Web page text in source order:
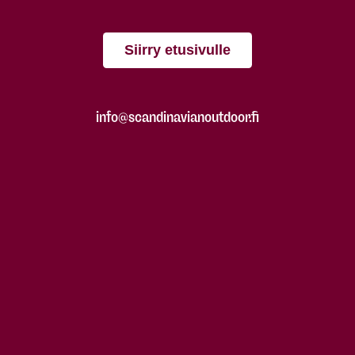
Siirry etusivulle
info@scandinavianoutdoor.fi